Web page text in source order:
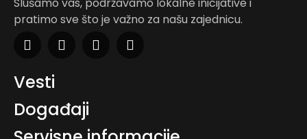
Slušamo vas, podržavamo lokalne inicijative i
pratimo sve što je važno za našu zajednicu.
Vesti
Događaji